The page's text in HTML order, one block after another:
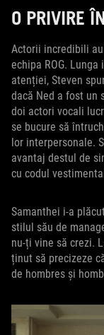
O PRIVIRE
Actorii incredibili
echipa ROG.
atenției, Steven
dacă Ned a fost un
doi actori vocali
se bucure să
lor interpersonale.
avantaj destul de
cu codul
Samanthei i-a
stilul său de
nu-ți vine să crezi.
ținut să precizeze
de hombres și